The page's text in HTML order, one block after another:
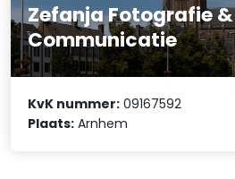
Zefanja Fotografie &
Communicatie
KvK nummer: 09167592
Plaats: Arnhem